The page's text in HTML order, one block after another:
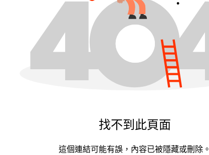
找不到此頁面
這個連結可能有誤，內容已被隱藏或刪除。